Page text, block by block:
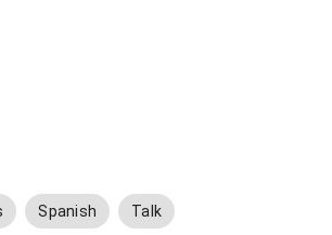
Spanish Talk